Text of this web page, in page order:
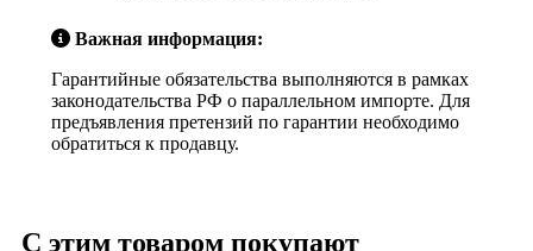
Важная информация:
Гарантийные обязательства выполняются в рамках
законодательства РФ о параллельном импорте. Для
предъявления претензий по гарантии необходимо
обратиться к продавцу.
С этим товаром покупают